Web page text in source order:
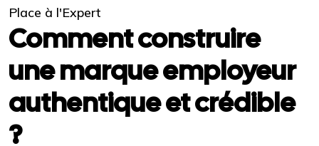
Place à l'Expert
Comment construire
une marque employeur
authentique et crédible
?